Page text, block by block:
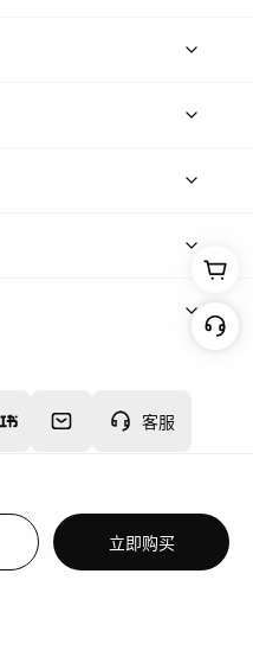
立即购买
客服
蜀ICP备12020238号-4
违法和不良信息举报中心